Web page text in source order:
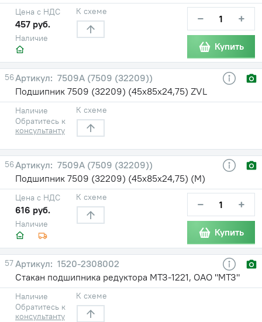
Наличие
Цена с НДС
457 руб.
К схеме − +
Купить
56
7509А (7509 (32209))
Подшипник 7509 (32209) (45х85х24,75) ZVL
Наличие
Обратитесь к
консультанту
К схеме
56
7509А (7509 (32209))
Подшипник 7509 (32209) (45х85х24,75) (М)
Наличие
Цена с НДС
616 руб.
К схеме − +
Купить
57
1520-2308002
Стакан подшипника редуктора МТЗ-1221, ОАО "МТЗ"
Наличие
Обратитесь к
консультанту
К схеме